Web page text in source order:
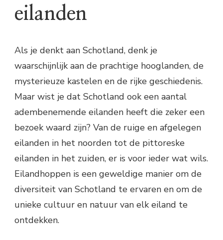
eilanden
Als je denkt aan Schotland, denk je
waarschijnlijk aan de prachtige hooglanden, de
mysterieuze kastelen en de rijke geschiedenis.
Maar wist je dat Schotland ook een aantal
adembenemende eilanden heeft die zeker een
bezoek waard zijn? Van de ruige en afgelegen
eilanden in het noorden tot de pittoreske
eilanden in het zuiden, er is voor ieder wat wils.
Eilandhoppen is een geweldige manier om de
diversiteit van Schotland te ervaren en om de
unieke cultuur en natuur van elk eiland te
ontdekken.